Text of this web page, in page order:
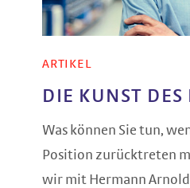
ARTIKEL
DIE KUNST DES
Was können Sie tun,
Position zurücktreten
wir mit Hermann